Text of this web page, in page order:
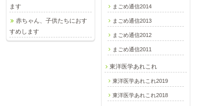
まごめ通信2014
まごめ通信2013
まごめ通信2012
まごめ通信2011
東洋医学あれこれ
東洋医学あれこれ2019
東洋医学あれこれ2018
ます
赤ちゃん、子供たちにおす
すめします